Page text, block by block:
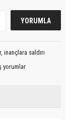
saldırı
yorumlar